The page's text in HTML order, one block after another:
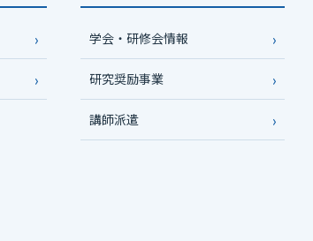
学会・研修会情報
研究奨励事業
講師派遣